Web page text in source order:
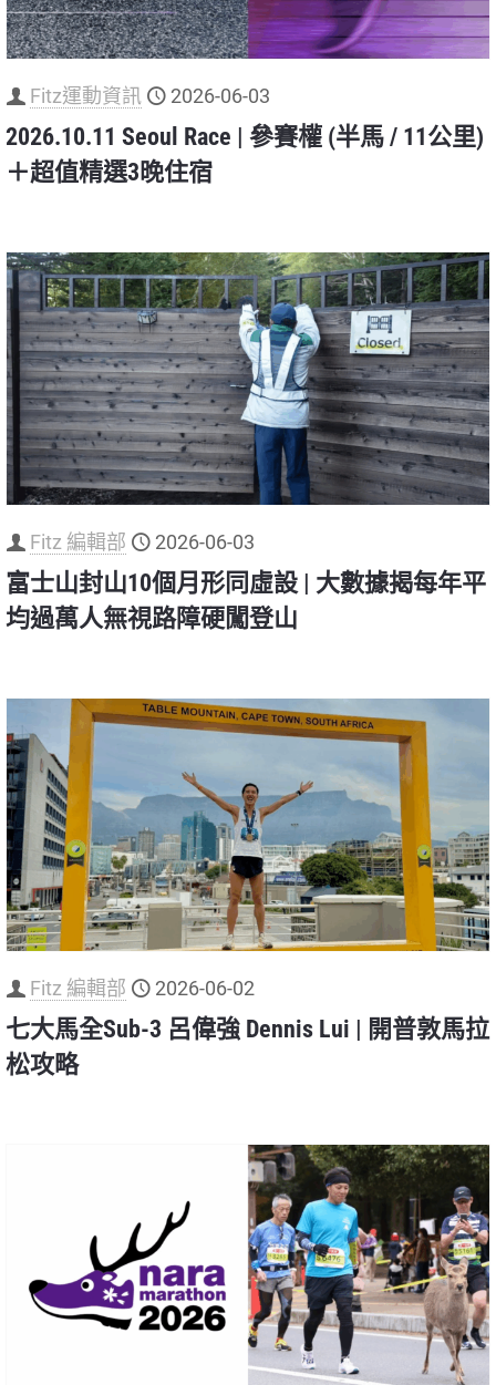
Fitz運動資訊 2026-06-03
2026.10.11 Seoul Race | 參賽權 (半馬 / 11公里)
＋超值精選3晚住宿
Fitz 編輯部 2026-06-03
富士山封山10個月形同虛設 | 大數據揭每年平
均過萬人無視路障硬闖登山
Fitz 編輯部 2026-06-02
七大馬全Sub-3 呂偉強 Dennis Lui | 開普敦馬拉
松攻略